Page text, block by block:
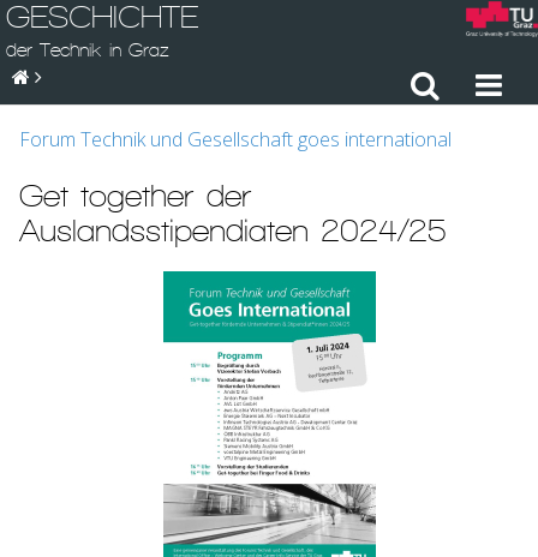
GESCHICHTE
der Technik in Graz
Forum Technik und Gesellschaft goes international
Get together der
Auslandsstipendiaten 2024/25